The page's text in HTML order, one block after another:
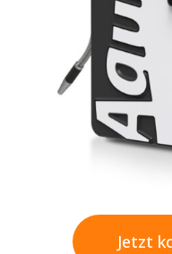
Jetzt